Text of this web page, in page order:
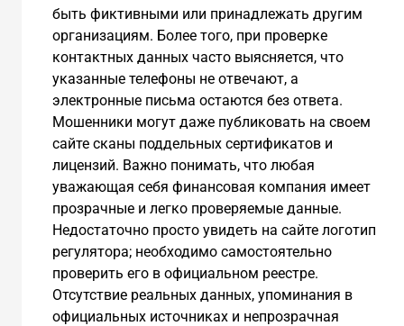
быть фиктивными или принадлежать другим
организациям. Более того, при проверке
контактных данных часто выясняется, что
указанные телефоны не отвечают, а
электронные письма остаются без ответа.
Мошенники могут даже публиковать на своем
сайте сканы поддельных сертификатов и
лицензий. Важно понимать, что любая
уважающая себя финансовая компания имеет
прозрачные и легко проверяемые данные.
Недостаточно просто увидеть на сайте логотип
регулятора; необходимо самостоятельно
проверить его в официальном реестре.
Отсутствие реальных данных, упоминания в
официальных источниках и непрозрачная